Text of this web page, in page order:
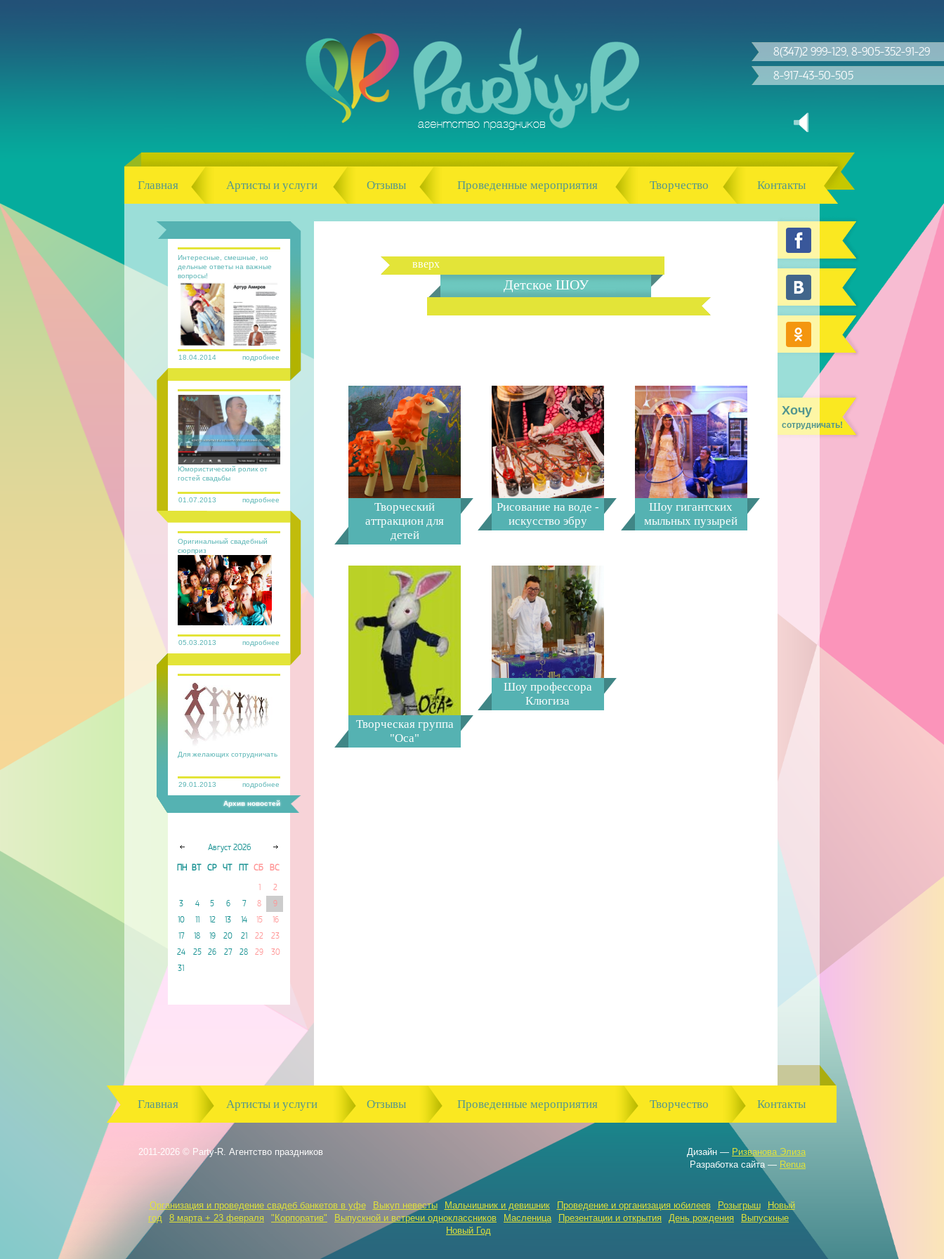
8(347)2 999-129, 8-905-352-91-29
8-917-43-50-505
Главная Артисты и услуги Отзывы Проведенные мероприятия Творчество Контакты
Хочу
сотрудничать!
18.04.2014 подробнее
Интересные, смешные, но
дельные ответы на важные
вопросы!
01.07.2013 подробнее
Юмористический ролик от
гостей свадьбы
05.03.2013 подробнее
Оригинальный свадебный
сюрприз
29.01.2013 подробнее
Для желающих сотрудничать
Архив новостей
Август 2026
ПН ВТ СР ЧТ СБ ВС
1
2
3
4 5 6 7 8
9
10
11 12 13 14 15
16
17
18 19 20 21 22
23
24
25 26 27 28 29
30
31
вверх
Детское ШОУ
Творческий
аттракцион для
детей
Рисование на воде -
искусство эбру
Шоу гигантских
мыльных пузырей
Творческая группа
"Оса"
Шоу профессора
Клюгиза
Главная Артисты и услуги Отзывы Проведенные мероприятия Творчество Контакты
2011-2026 © Party-R. Агентство праздников Дизайн — Ризванова Элиза
Разработка сайта — Renua
Организация и проведение свадеб банкетов в уфе Выкуп невесты Мальчишник и девишник Проведение и организация юбилеев Розыгрыш
Новый
год
8 марта + 23 февраля "Корпоратив" Выпускной и встречи одноклассников Масленица Презентации и открытия День рождения
Выпускные
Новый Год